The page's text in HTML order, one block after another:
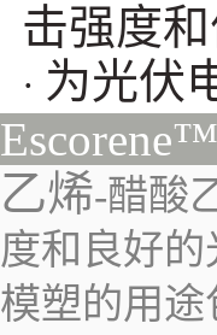
击强度
· 为光伏
乙烯-醋酸
度和良好
模塑的用途